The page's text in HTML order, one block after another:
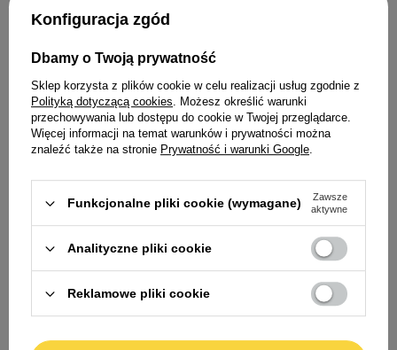
Grandorf Urinary S/O Sucha
karma weterynaryjna dla
kotów z indykiem 400 g
48,00 zł
Grandorf Renal Sucha karma
weterynaryjna dla kotów z
48,00 zł
Konfiguracja zgód
Dbamy o Twoją prywatność
Sklep korzysta z plików cookie w celu realizacji usług zgodnie z
Polityką dotyczącą cookies. Możesz określić warunki
przechowywania lub dostępu do cookie w Twojej przeglądarce.
Więcej informacji na temat warunków i prywatności można
znaleźć także na stronie Prywatność i warunki Google.
Funkcjonalne pliki cookie (wymagane)
Zawsze
aktywne
Analityczne pliki cookie
Reklamowe pliki cookie